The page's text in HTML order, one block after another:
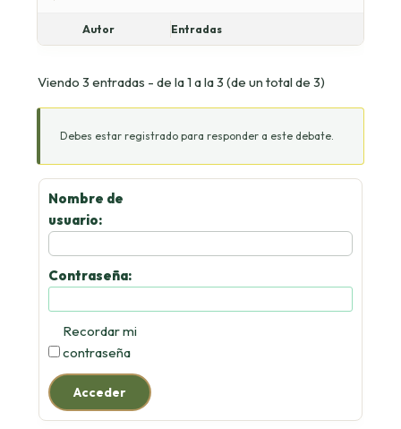
Autor Entradas
Viendo 3 entradas - de la 1 a la 3 (de un total de 3)
Debes estar registrado para responder a este debate.
Nombre de
usuario:
Contraseña:
Recordar mi
contraseña
Acceder